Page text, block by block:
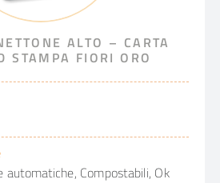
ALTO – CARTA
STAMPA FIORI ORO
automatiche, Compostabili, Ok